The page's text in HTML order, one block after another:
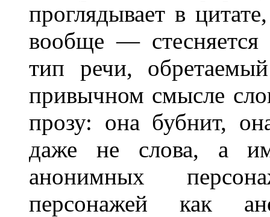
проглядывает в
вообще — стесняется
тип речи,
привычном смысле
прозу: она бубнит,
даже не слова, а
анонимных
персонажей как